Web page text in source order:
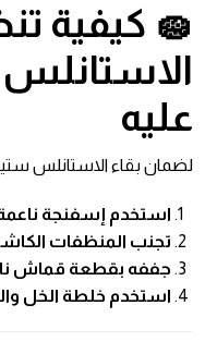
🧽 كيفية
عليه
لضمان بقاء الاستانلس
استخدم إسفنجة
تجنب المنظفات
جففه بقطعة قماش
استخدم خلطة الخل